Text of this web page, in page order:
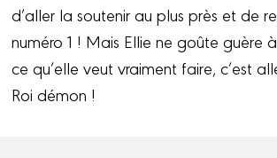
d’aller la soutenir au plus près et de
numéro 1 ! Mais Ellie ne goûte guère
ce qu’elle veut vraiment faire, c’est
Roi démon !